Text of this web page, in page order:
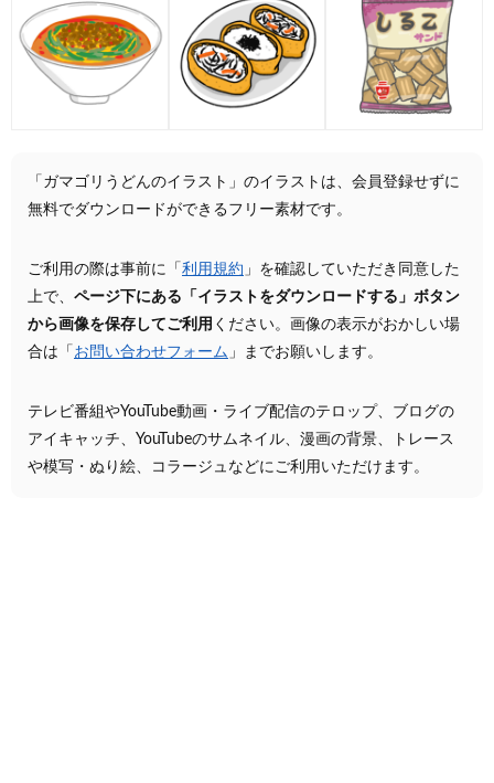
「ガマゴリうどんのイラスト」のイラストは、会員登録せずに
無料でダウンロードができるフリー素材です。
ご利用の際は事前に「 利用規約 」を確認していただき同意した
上で、 ページ下にある「イラストをダウンロードする」ボタン
から画像を保存してご利用 ください。画像の表示がおかしい場
合は「 お問い合わせフォーム 」までお願いします。
テレビ番組やYouTube動画・ライブ配信のテロップ、ブログの
アイキャッチ、YouTubeのサムネイル、漫画の背景、トレース
や模写・ぬり絵、コラージュなどにご利用いただけます。